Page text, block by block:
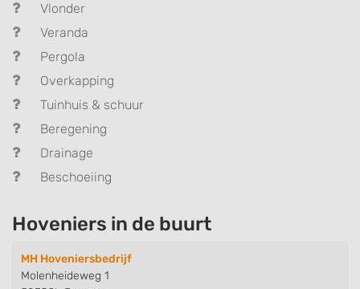
Vlonder
Veranda
Pergola
Overkapping
Tuinhuis & schuur
Beregening
Drainage
Beschoeiing
Hoveniers in de buurt
MH Hoveniersbedrijf
Molenheideweg 1